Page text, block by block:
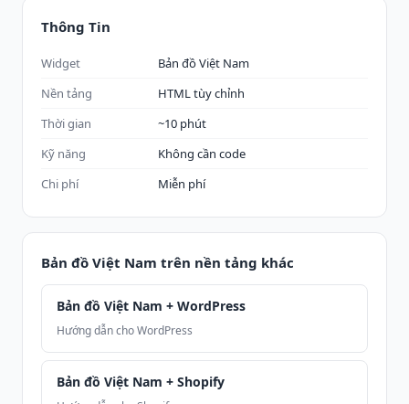
Thông Tin
Widget
Bản đồ Việt Nam
Nền tảng
HTML tùy chỉnh
Thời gian
~10 phút
Kỹ năng
Không cần code
Chi phí
Miễn phí
Bản đồ Việt Nam trên nền tảng khác
Bản đồ Việt Nam + WordPress
Hướng dẫn cho WordPress
Bản đồ Việt Nam + Shopify